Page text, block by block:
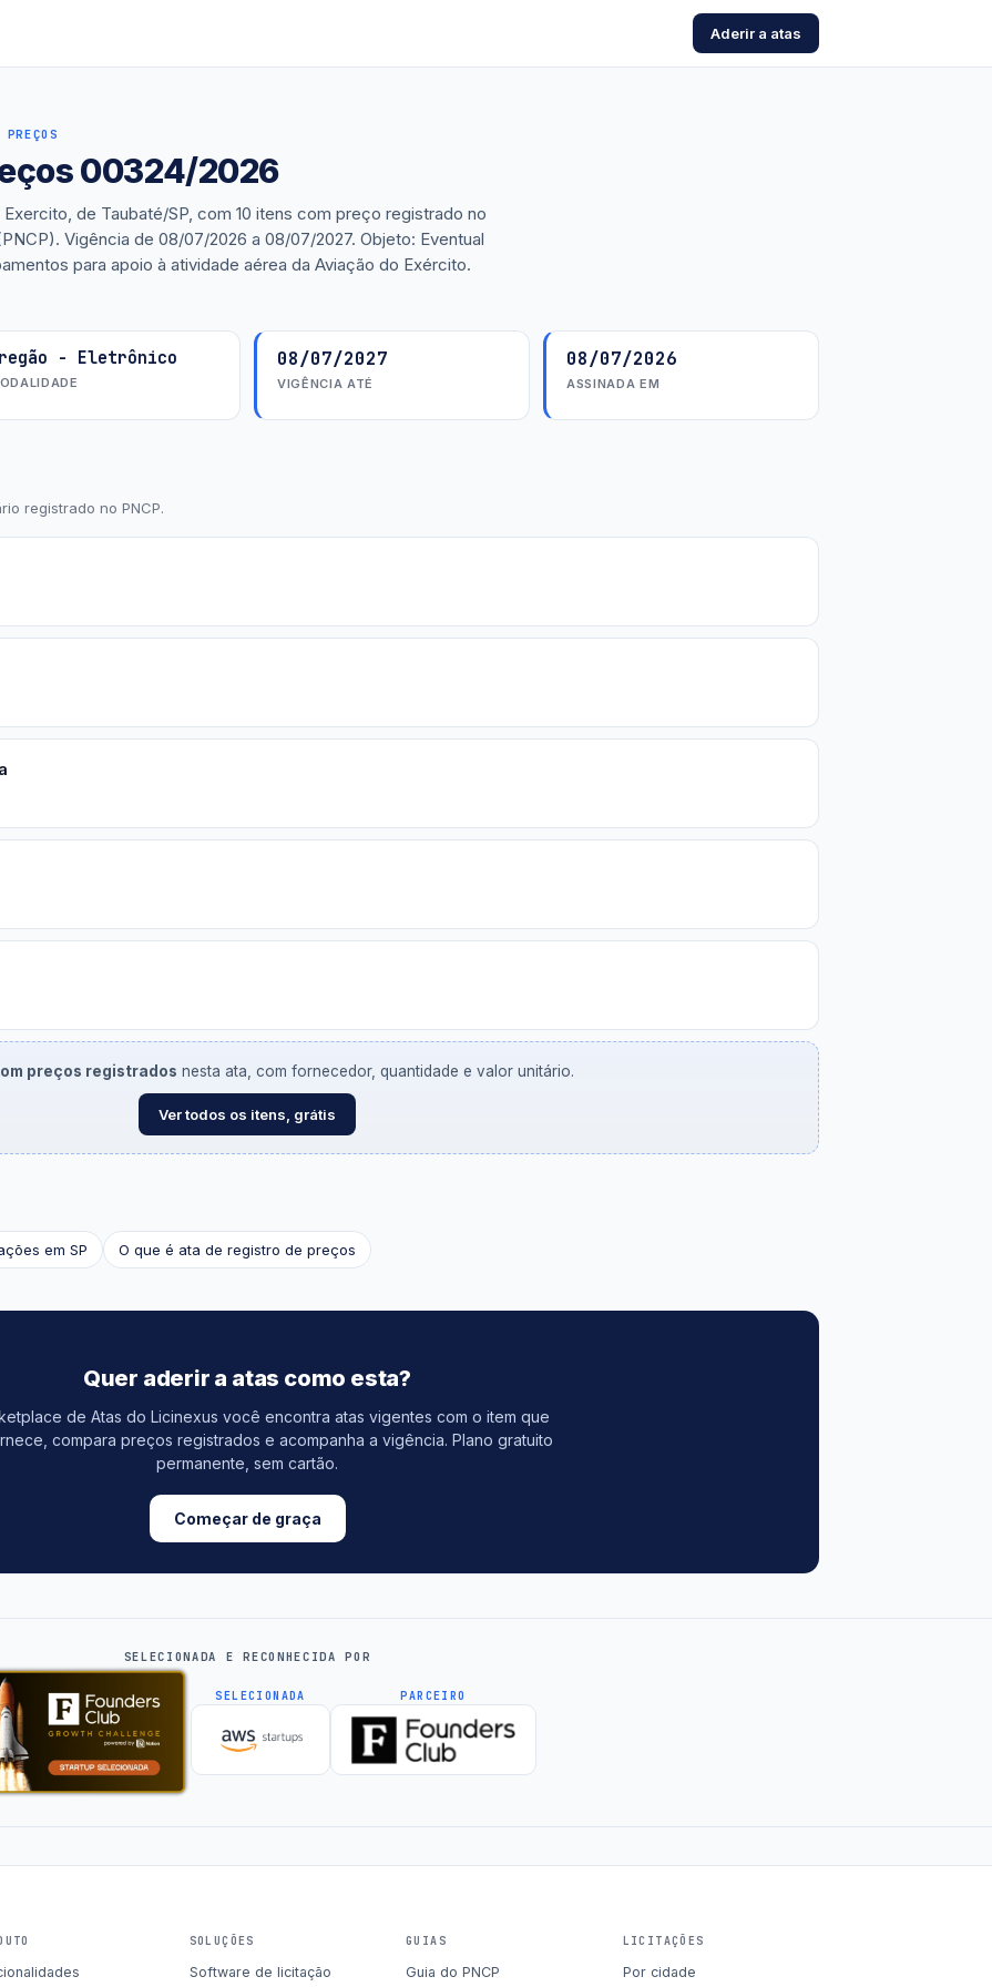
Aderir a atas
00324/2026
de Taubaté/SP, com 10 itens com preço registrado no
Vigência de 08/07/2026 a 08/07/2027. Objeto: Eventual
para apoio à atividade aérea da Aviação do Exército.
- Eletrônico 08/07/2027
VIGÊNCIA ATÉ
08/07/2026
ASSINADA EM
registrado no PNCP.
preços registrados nesta ata, com fornecedor, quantidade e valor unitário.
Ver todos os itens, grátis
em SP O que é ata de registro de preços
Quer aderir a atas como esta?
de Atas do Licinexus você encontra atas vigentes com o item que
compara preços registrados e acompanha a vigência. Plano gratuito
permanente, sem cartão.
Começar de graça
SELECIONADA E RECONHECIDA POR
SELECIONADA PARCEIRO
SOLUÇÕES
Software de licitação
GUIAS
Guia do PNCP
LICITAÇÕES
Por cidade